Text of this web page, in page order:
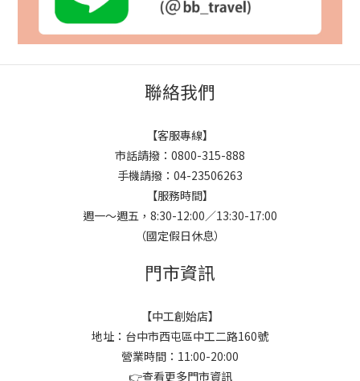
聯絡我們
【客服專線】
市話請撥：0800-315-888
手機請撥：04-23506263
【服務時間】
週一～週五，8:30-12:00／13:30-17:00
（國定假日休息）
門市資訊
【中工創始店】
地址：台中市西屯區中工二路160號
營業時間：11:00-20:00
👉查看更多門市資訊